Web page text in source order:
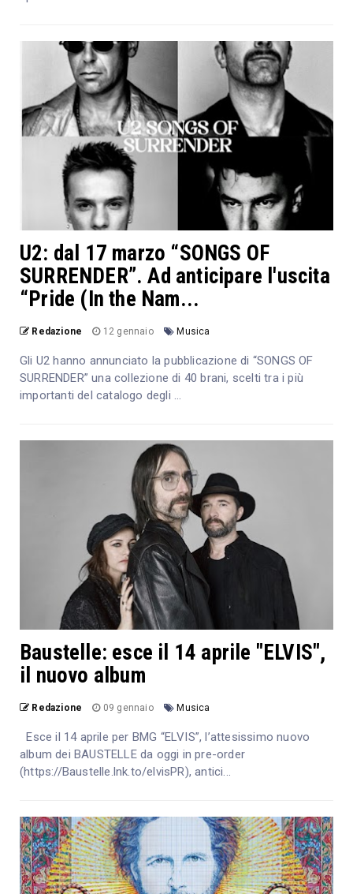
U2: dal 17 marzo “SONGS OF
SURRENDER”. Ad anticipare l'uscita
“Pride (In the Nam...
Redazione 12 gennaio Musica
Gli U2 hanno annunciato la pubblicazione di “SONGS OF
SURRENDER” una collezione di 40 brani, scelti tra i più
importanti del catalogo degli ...
Baustelle: esce il 14 aprile "ELVIS",
il nuovo album
Redazione 09 gennaio Musica
Esce il 14 aprile per BMG “ELVIS”, l’attesissimo nuovo
album dei BAUSTELLE da oggi in pre-order
(https://Baustelle.lnk.to/elvisPR), antici...